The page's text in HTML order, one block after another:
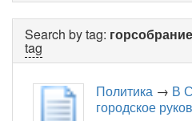
Search by tag: горсобрание
tag
Политика → В
городское